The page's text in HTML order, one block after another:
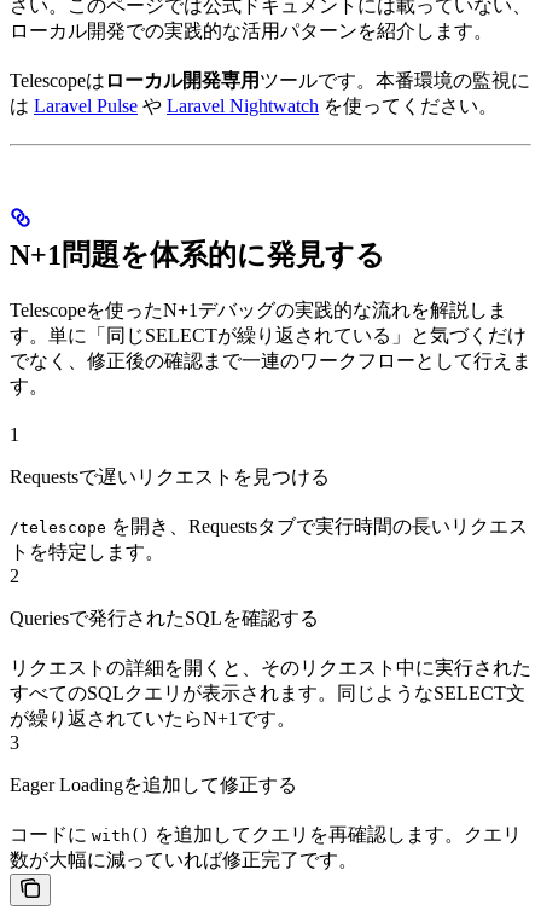
さい。このページでは公式ドキュメントには載っていない、
ローカル開発での実践的な活用パターンを紹介します。
Telescopeは ローカル開発専用 ツールです。本番環境の監視に
は Laravel Pulse や Laravel Nightwatch を使ってください。
N+1問題を体系的に発見する
Telescopeを使ったN+1デバッグの実践的な流れを解説しま
す。単に「同じSELECTが繰り返されている」と気づくだけ
でなく、修正後の確認まで一連のワークフローとして行えま
す。
1
Requestsで遅いリクエストを見つける
/telescope を開き、Requestsタブで実行時間の長いリクエス
トを特定します。
2
Queriesで発行されたSQLを確認する
リクエストの詳細を開くと、そのリクエスト中に実行された
すべてのSQLクエリが表示されます。同じようなSELECT文
が繰り返されていたらN+1です。
3
Eager Loadingを追加して修正する
コードに with() を追加してクエリを再確認します。クエリ
数が大幅に減っていれば修正完了です。